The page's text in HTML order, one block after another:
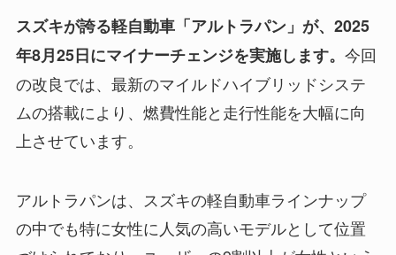
スズキが誇る軽自動車「アルトラパン」が、2025
年8月25日にマイナーチェンジを実施します。 今回
の改良では、最新のマイルドハイブリッドシステ
ムの搭載により、燃費性能と走行性能を大幅に向
上させています。
アルトラパンは、スズキの軽自動車ラインナップ
の中でも特に女性に人気の高いモデルとして位置